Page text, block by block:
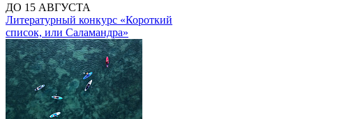
ДО 15 АВГУСТА
Литературный конкурс «Короткий
список, или Саламандра»